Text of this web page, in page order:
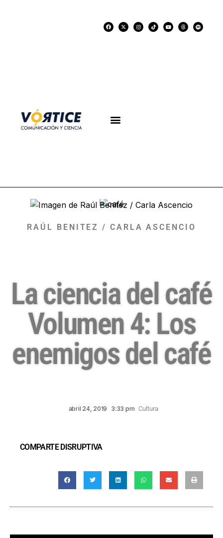
RAÚL BENITEZ / CARLA ASCENCIO
La ciencia del café
Volumen 4: Los
enemigos del café
abril 24, 2019 3:33 pm Cultura
COMPARTE DISRUPTIVA